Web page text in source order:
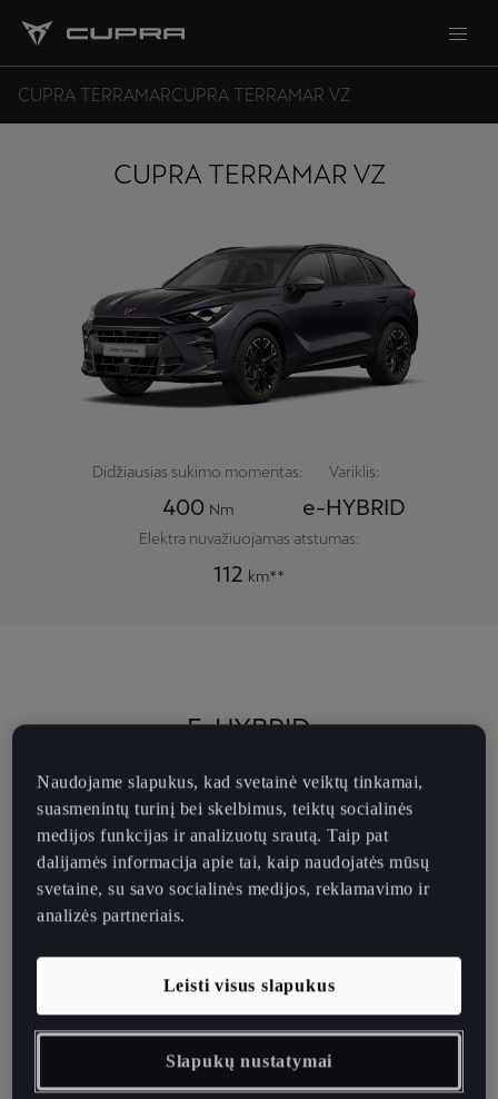
CUPRA TERRAMARCUPRA TERRAMAR VZ
CUPRA TERRAMAR VZ
Didžiausias sukimo momentas:
400 Nm
Variklis:
e-HYBRID
Elektra nuvažiuojamas atstumas:
112 km**
E-HYBRID
1.5 TSI e-HYBRID 272 AG* (200 kW)
Pagreitėjimas
Pagreitėjimas (0–80 km/val.)
Pagreitėjimas (0–100 km/val.)
Naudojame slapukus, kad svetainė veiktų tinkamai,
suasmenintų turinį bei skelbimus, teiktų socialinės
medijos funkcijas ir analizuotų srautą. Taip pat
dalijamės informacija apie tai, kaip naudojatės mūsų
svetaine, su savo socialinės medijos, reklamavimo ir
analizės partneriais.
Leisti visus slapukus
Slapukų nustatymai